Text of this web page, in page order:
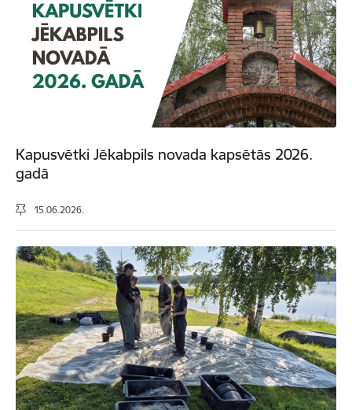
Kapusvētki Jēkabpils novada kapsētās 2026.
gadā
15.06.2026.